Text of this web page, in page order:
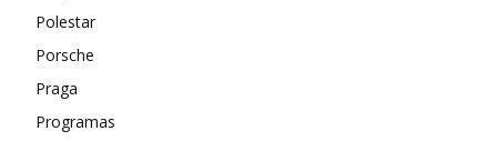
Polestar
Porsche
Praga
Programas